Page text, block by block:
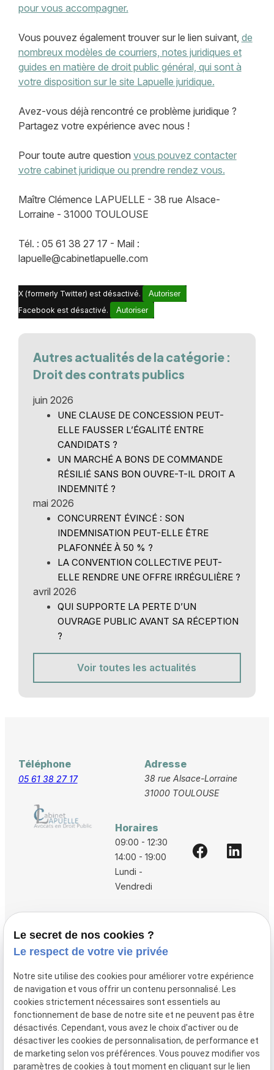
pour vous accompagner.
Vous pouvez également trouver sur le lien suivant, de
nombreux modèles de courriers, notes juridiques et
guides en matière de droit public général, qui sont à
votre disposition sur le site Lapuelle juridique.
Avez-vous déjà rencontré ce problème juridique ?
Partagez votre expérience avec nous !
Pour toute autre question vous pouvez contacter
votre cabinet juridique ou prendre rendez vous.
Maître Clémence LAPUELLE - 38 rue Alsace-
Lorraine - 31000 TOULOUSE
Tél. : 05 61 38 27 17 - Mail :
lapuelle@cabinetlapuelle.com
X (formerly Twitter) est désactivé.
Autoriser
Facebook est désactivé.
Autoriser
Autres actualités de la catégorie :
Droit des contrats publics
juin 2026
UNE CLAUSE DE CONCESSION PEUT-
ELLE FAUSSER L’ÉGALITÉ ENTRE
CANDIDATS ?
UN MARCHÉ A BONS DE COMMANDE
RÉSILIÉ SANS BON OUVRE-T-IL DROIT A
INDEMNITÉ ?
mai 2026
CONCURRENT ÉVINCÉ : SON
INDEMNISATION PEUT-ELLE ÊTRE
PLAFONNÉE À 50 % ?
LA CONVENTION COLLECTIVE PEUT-
ELLE RENDRE UNE OFFRE IRRÉGULIÈRE ?
avril 2026
QUI SUPPORTE LA PERTE D’UN
OUVRAGE PUBLIC AVANT SA RÉCEPTION
?
Voir toutes les actualités
Téléphone
05 61 38 27 17
Adresse
38 rue Alsace-Lorraine
31000 TOULOUSE
Horaires
09:00 - 12:30
14:00 - 19:00
Lundi -
Vendredi
Vos avocats
Boutique
Domaines de compétences
Actualités
Contact
Le secret de nos cookies ?
Le respect de votre vie privée
Notre site utilise des cookies pour améliorer votre expérience
de navigation et vous offrir un contenu personnalisé. Les
cookies strictement nécessaires sont essentiels au
fonctionnement de base de notre site et ne peuvent pas être
désactivés. Cependant, vous avez le choix d'activer ou de
désactiver les cookies de personnalisation, de performance et
de marketing selon vos préférences. Vous pouvez modifier vos
paramètres de cookies à tout moment en cliquant sur le lien